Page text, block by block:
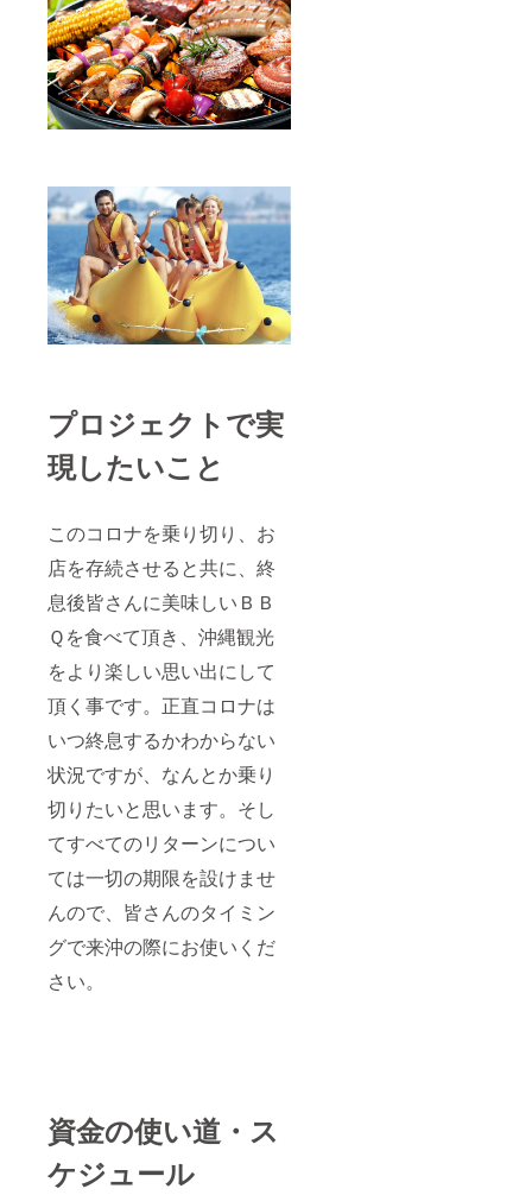
プロジェクトで実
現したいこと
このコロナを乗り切り、お
店を存続させると共に、終
息後皆さんに美味しいＢＢ
Ｑを食べて頂き、沖縄観光
をより楽しい思い出にして
頂く事です。正直コロナは
いつ終息するかわからない
状況ですが、なんとか乗り
切りたいと思います。そし
てすべてのリターンについ
ては一切の期限を設けませ
んので、皆さんのタイミン
グで来沖の際にお使いくだ
さい。
資金の使い道・ス
ケジュール